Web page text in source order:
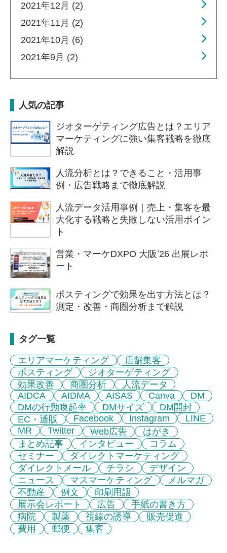
2021年12月 (2)
2021年11月 (2)
2021年10月 (6)
2021年9月 (2)
人気の記事
ジオターゲティング広告とは？エリア
マーケティングに強い集客戦略を徹底
解説
人流分析とは？できること・活用事
例・広告戦略まで徹底解説
人流データ活用事例｜売上・集客を最
大化する戦略と失敗しない活用ポイン
ト
営業・マーケDXPO 大阪ʼ26 出展レポ
ート
ポスティングで効果を出す方法とは？
測定・改善・商圏分析まで解説
タグ一覧
エリアマーケティング
店舗集客
ポスティング
ジオターゲティング
効果改善
商圏分析
人流データ
AIDCA
AIDMA AISAS Canva
DM
DMの行動喚起率
DMサイズ
DM開封
EC・通販
Facebook Instagram
LINE
MR
Twitter Web広告
はがき
まとめ記事
インタビュー
コラム
セミナー
ダイレクトマーケティング
ダイレクトメール
チラシ
デザイン
ニュース
マスマーケティング
メルマガ
不動産
例文
印刷用語
展示会レポート
広告
手紙の書き方
病院
製薬 視線の誘導
販売促進
費用
郵便 集客